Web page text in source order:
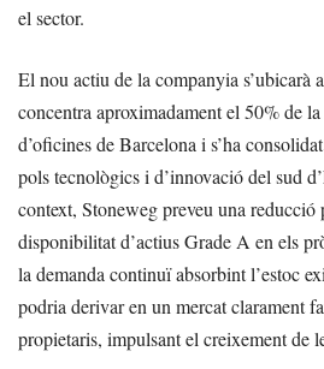
el sector.
El nou actiu de la companyia s’ubicarà
concentra aproximadament el 50% de
d’oficines de Barcelona i s’ha
pols tecnològics i d’innovació del sud
context, Stoneweg preveu una reducció
disponibilitat d’actius Grade A en els
la demanda continuï absorbint l’estoc
podria derivar en un mercat clarament
propietaris, impulsant el creixement de